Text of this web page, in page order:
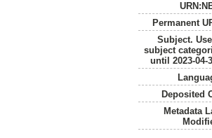
Permanent
Subject.
subject
until 2023-04-
Deposited
Metadata